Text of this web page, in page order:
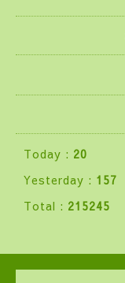
Today : 20
Yesterday : 157
Total : 215245